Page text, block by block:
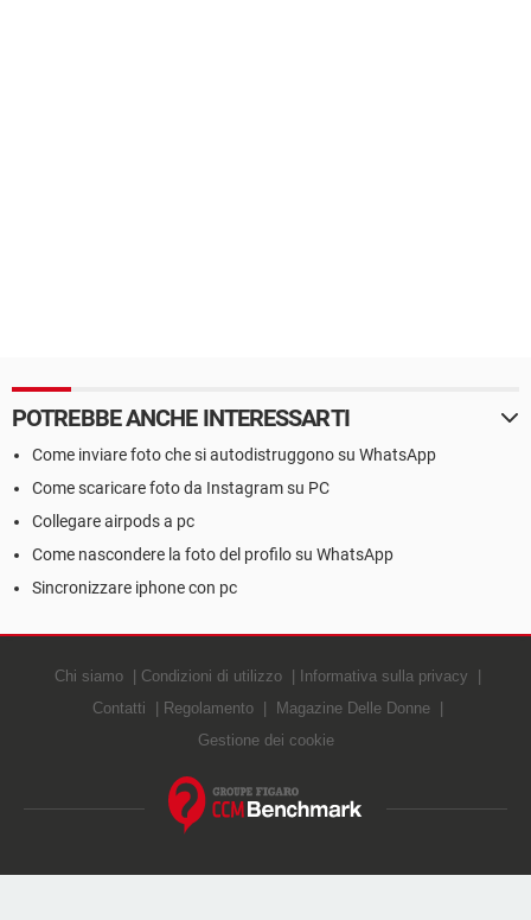
POTREBBE ANCHE INTERESSARTI
Come inviare foto che si autodistruggono su WhatsApp
Come scaricare foto da Instagram su PC
Collegare airpods a pc
Come nascondere la foto del profilo su WhatsApp
Sincronizzare iphone con pc
Chi siamo Condizioni di utilizzo
Informativa sulla privacy
Contatti
Regolamento
Magazine Delle Donne
Gestione dei cookie